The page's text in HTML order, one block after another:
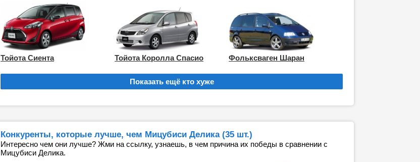
Тойота Сиента Тойота Королла Спасио Фольксваген Шаран
Конкуренты, которые лучше, чем Мицубиси Делика (35 шт.)
Интересно чем они лучше? Жми на ссылку, узнаешь, в чем причина их победы в сравнении с
Мицубиси Делика.